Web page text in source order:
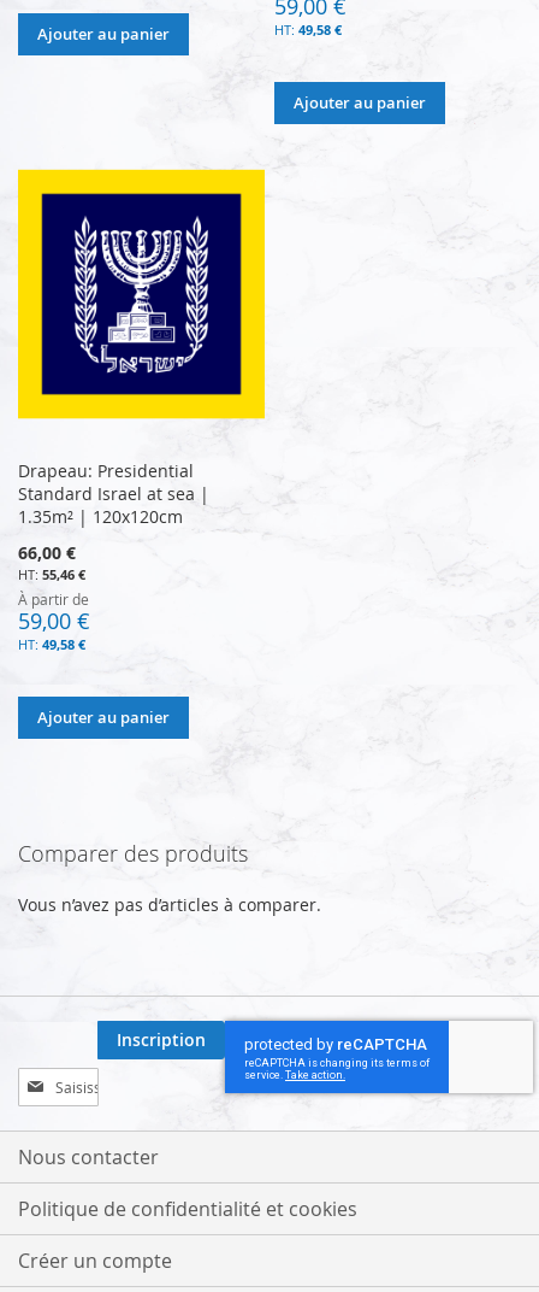
Ajouter au panier 49,58 €
Ajouter au panier
Drapeau: Presidential
Standard Israel at sea |
1.35m² | 120x120cm
66,00 €
55,46 €
À partir de
59,00 €
49,58 €
Ajouter au panier
Comparer des produits
Vous n’avez pas d’articles à comparer.
Inscription
à
notre
lettre
:
Inscription
Nous contacter
Politique de confidentialité et cookies
Créer un compte